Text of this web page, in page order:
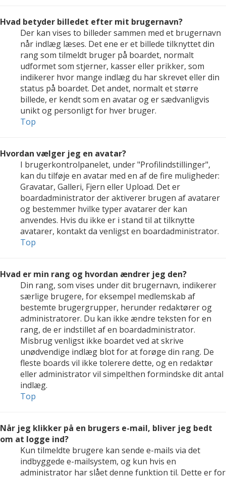
Hvad betyder billedet efter mit brugernavn?
Der kan vises to billeder sammen med et brugernavn
når indlæg læses. Det ene er et billede tilknyttet din
rang som tilmeldt bruger på boardet, normalt
udformet som stjerner, kasser eller prikker, som
indikerer hvor mange indlæg du har skrevet eller din
status på boardet. Det andet, normalt et større
billede, er kendt som en avatar og er sædvanligvis
unikt og personligt for hver bruger.
Top
Hvordan vælger jeg en avatar?
I brugerkontrolpanelet, under "Profilindstillinger",
kan du tilføje en avatar med en af de fire muligheder:
Gravatar, Galleri, Fjern eller Upload. Det er
boardadministrator der aktiverer brugen af avatarer
og bestemmer hvilke typer avatarer der kan
anvendes. Hvis du ikke er i stand til at tilknytte
avatarer, kontakt da venligst en boardadministrator.
Top
Hvad er min rang og hvordan ændrer jeg den?
Din rang, som vises under dit brugernavn, indikerer
særlige brugere, for eksempel medlemskab af
bestemte brugergrupper, herunder redaktører og
administratorer. Du kan ikke ændre teksten for en
rang, de er indstillet af en boardadministrator.
Misbrug venligst ikke boardet ved at skrive
unødvendige indlæg blot for at forøge din rang. De
fleste boards vil ikke tolerere dette, og en redaktør
eller administrator vil simpelthen formindske dit antal
indlæg.
Top
Når jeg klikker på en brugers e-mail, bliver jeg bedt
om at logge ind?
Kun tilmeldte brugere kan sende e-mails via det
indbyggede e-mailsystem, og kun hvis en
administrator har slået denne funktion til. Dette er for